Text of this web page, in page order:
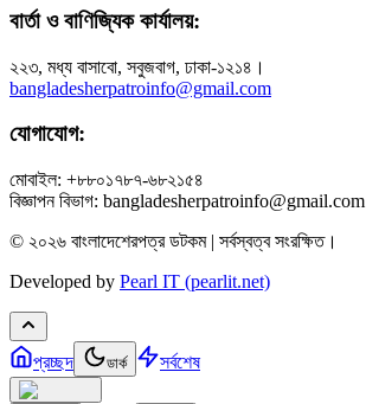
বার্তা ও বাণিজ্যিক কার্যালয়:
২২৩, মধ্য বাসাবো, সবুজবাগ, ঢাকা-১২১৪।
bangladesherpatroinfo@gmail.com
যোগাযোগ:
মোবাইল: +৮৮০১৭৮৭-৬৮২১৫৪
বিজ্ঞাপন বিভাগ: bangladesherpatroinfo@gmail.com
© ২০২৬ বাংলাদেশেরপত্র ডটকম | সর্বস্বত্ব সংরক্ষিত।
Developed by Pearl IT (pearlit.net)
প্রচ্ছদ ডার্ক সর্বশেষ